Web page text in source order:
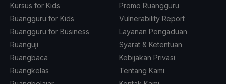
Kursus for Kids
Ruangguru for Kids
Ruangguru for Business
Ruanguji
Ruangbaca
Ruangkelas
Promo Ruangguru
Vulnerability Report
Layanan Pengaduan
Syarat & Ketentuan
Kebijakan Privasi
Tentang Kami